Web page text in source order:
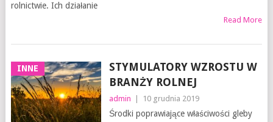
rolnictwie. Ich działanie
Read More
INNE
STYMULATORY WZROSTU W
BRANŻY ROLNEJ
admin 10 grudnia 2019
Środki poprawiające właściwości gleby